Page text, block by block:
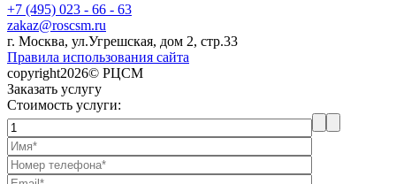
+7 (495) 023 - 66 - 63
zakaz@roscsm.ru
г. Москва, ул.Угрешская, дом 2, стр.33
Правила использования сайта
copyright2026© РЦСМ
Заказать услугу
Стоимость услуги: